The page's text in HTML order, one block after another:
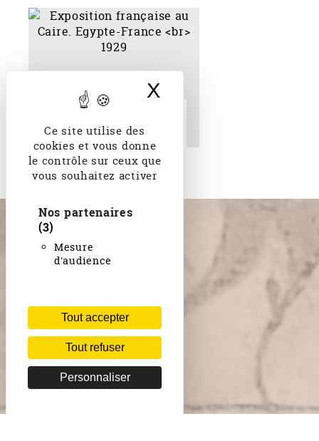
Ce site utilise des
cookies et vous donne
le contrôle sur ceux que
vous souhaitez activer
Nos partenaires
(3)
Mesure
d'audience
Tout accepter
Tout refuser
Personnaliser
X
Caire. Egypte-France 1929